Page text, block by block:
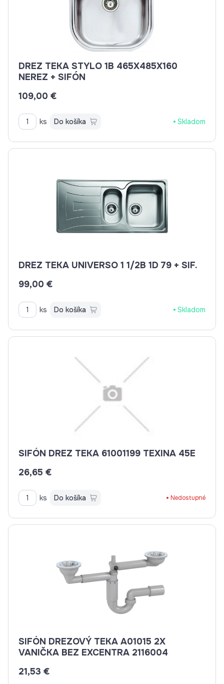
DREZ TEKA STYLO 1B 465X485X160
NEREZ + SIFÓN
109,00 €
ks Do košíka Skladom
DREZ TEKA UNIVERSO 1 1/2B 1D 79 + SIF.
99,00 €
ks Do košíka Skladom
SIFÓN DREZ TEKA 61001199 TEXINA 45E
26,65 €
ks Do košíka Nedostupné
SIFÓN DREZOVÝ TEKA A01015 2X
VANIČKA BEZ EXCENTRA 2116004
21,53 €